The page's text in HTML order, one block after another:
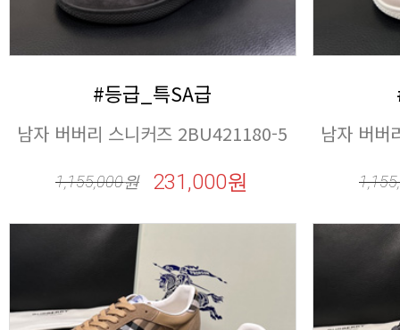
#등급_특SA급
남자 버버리 스니커즈 2BU421180-5
1,155,000원 231,000원
남자 버